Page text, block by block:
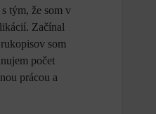
tým, že som v
Začínal
som
počet
prácou a